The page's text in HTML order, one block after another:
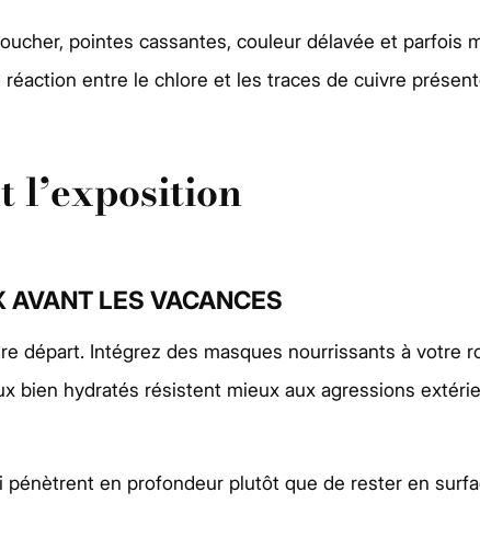
pointes cassantes, couleur délavée et parfois
entre le chlore et les traces de cuivre
l’exposition
LES VACANCES
départ. Intégrez des masques nourrissants à votre
bien hydratés résistent mieux aux agressions
en profondeur plutôt que de rester en